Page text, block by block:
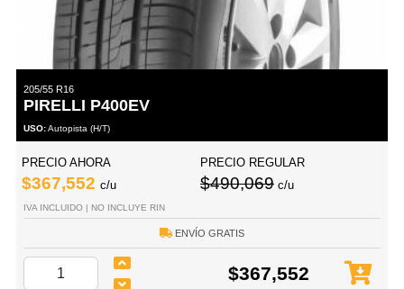
205/55 R16
PIRELLI P400EV
USO:Autopista (H/T)
PRECIO AHORA
$367,552 c/u
PRECIO REGULAR
$490,069 c/u
IVA INCLUIDO | NO INCLUYE RIN
ENVÍO GRATIS
$367,552